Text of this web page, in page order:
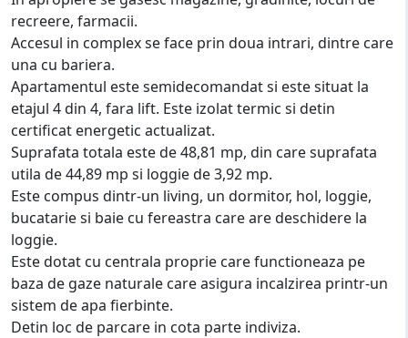
recreere, farmacii.
Accesul in complex se face prin doua intrari, dintre care
una cu bariera.
Apartamentul este semidecomandat si este situat la
etajul 4 din 4, fara lift. Este izolat termic si detin
certificat energetic actualizat.
Suprafata totala este de 48,81 mp, din care suprafata
utila de 44,89 mp si loggie de 3,92 mp.
Este compus dintr-un living, un dormitor, hol, loggie,
bucatarie si baie cu fereastra care are deschidere la
loggie.
Este dotat cu centrala proprie care functioneaza pe
baza de gaze naturale care asigura incalzirea printr-un
sistem de apa fierbinte.
Detin loc de parcare in cota parte indiviza.